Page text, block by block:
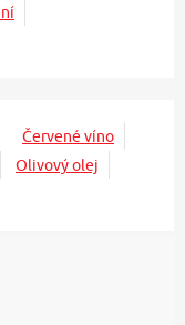
Červené víno
Olivový olej